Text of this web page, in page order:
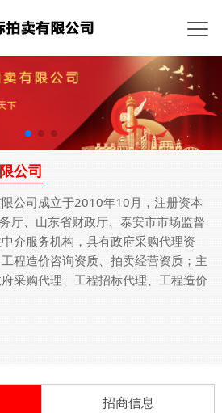
公司
司成立于2010年10月，注册资本
厅、山东省财政厅、泰安市市场监督
介服务机构，具有政府采购代理资
程造价咨询资质、拍卖经营资质；主
采购代理、工程招标代理、工程造价
招商信息